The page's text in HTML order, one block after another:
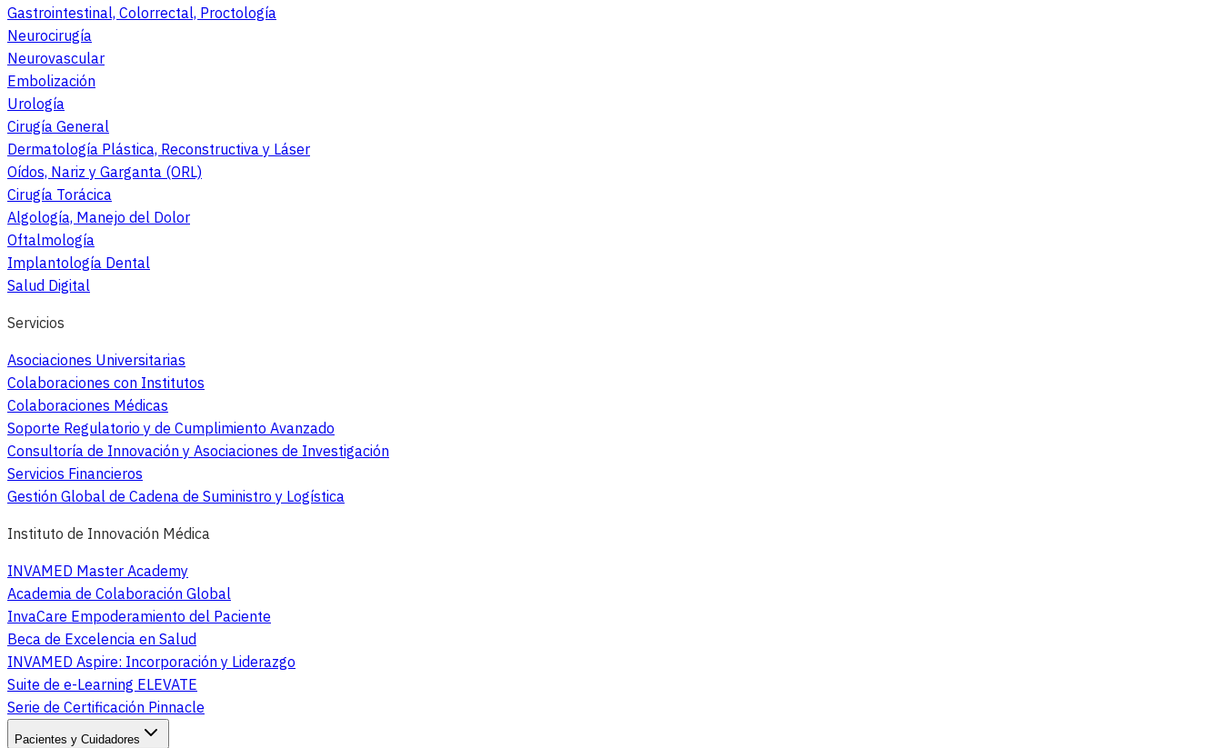
Gastrointestinal, Colorrectal, Proctología
Neurocirugía
Neurovascular
Embolización
Urología
Cirugía General
Dermatología Plástica, Reconstructiva y Láser
Oídos, Nariz y Garganta (ORL)
Cirugía Torácica
Algología, Manejo del Dolor
Oftalmología
Implantología Dental
Salud Digital
Servicios
Asociaciones Universitarias
Colaboraciones con Institutos
Colaboraciones Médicas
Soporte Regulatorio y de Cumplimiento Avanzado
Consultoría de Innovación y Asociaciones de Investigación
Servicios Financieros
Gestión Global de Cadena de Suministro y Logística
Instituto de Innovación Médica
INVAMED Master Academy
Academia de Colaboración Global
InvaCare Empoderamiento del Paciente
Beca de Excelencia en Salud
INVAMED Aspire: Incorporación y Liderazgo
Suite de e-Learning ELEVATE
Serie de Certificación Pinnacle
Pacientes y Cuidadores